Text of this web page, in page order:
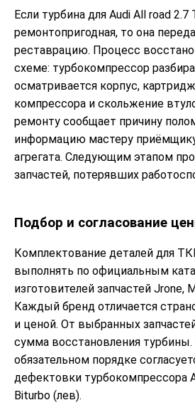
Если турбина для Audi All road
ремонтопригодная, то она
реставрацию. Процесс
схеме: турбокомпрессор
осматривается корпус,
компрессора и скольжение
ремонту сообщает причину
информацию мастеру
агрегата. Следующим этапом
запчастей, потерявших
Подбор и согласование
Комплектование деталей для
выполнять по официальным
изготовителей запчастей Jrone,
Каждый бренд отличается
и ценой. От выбранных
сумма восстановления
обязательном порядке
дефектовки турбокомпрессора
Biturbo (лев).